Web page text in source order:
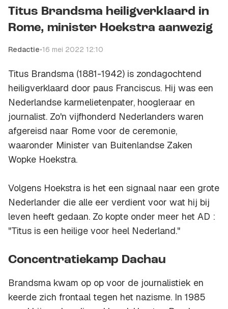
Titus Brandsma heiligverklaard in
Rome, minister Hoekstra aanwezig
Redactie•16 mei 2022 12:10
Titus Brandsma (1881-1942) is zondagochtend
heiligverklaard door paus Franciscus. Hij was een
Nederlandse karmelietenpater, hoogleraar en
journalist. Zo'n vijfhonderd Nederlanders waren
afgereisd naar Rome voor de ceremonie,
waaronder Minister van Buitenlandse Zaken
Wopke Hoekstra.
Volgens Hoekstra is het een signaal naar een grote
Nederlander die alle eer verdient voor wat hij bij
leven heeft gedaan. Zo kopte onder meer het AD :
"Titus is een heilige voor heel Nederland."
Concentratiekamp Dachau
Brandsma kwam op op voor de journalistiek en
keerde zich frontaal tegen het nazisme. In 1985